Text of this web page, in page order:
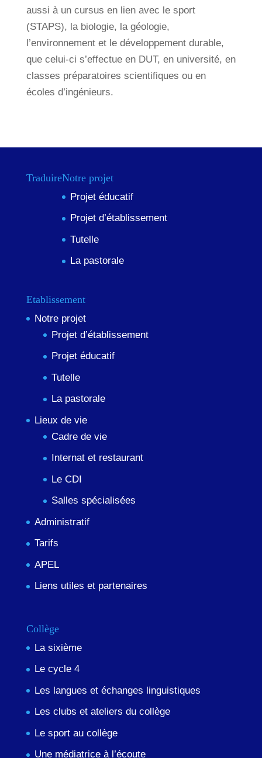
aussi à un cursus en lien avec le sport
(STAPS), la biologie, la géologie,
l’environnement et le développement durable,
que celui-ci s’effectue en DUT, en université, en
classes préparatoires scientifiques ou en
écoles d’ingénieurs.
TraduireNotre projet
Projet éducatif
Projet d’établissement
Tutelle
La pastorale
Etablissement
Notre projet
Projet d’établissement
Projet éducatif
Tutelle
La pastorale
Lieux de vie
Cadre de vie
Internat et restaurant
Le CDI
Salles spécialisées
Administratif
Tarifs
APEL
Liens utiles et partenaires
Collège
La sixième
Le cycle 4
Les langues et échanges linguistiques
Les clubs et ateliers du collège
Le sport au collège
Une médiatrice à l’écoute